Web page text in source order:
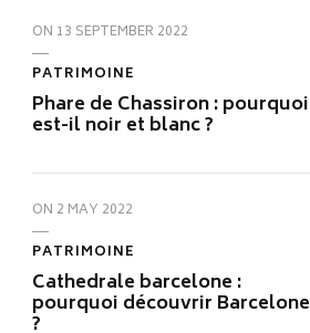
ON 13 SEPTEMBER 2022
PATRIMOINE
Phare de Chassiron : pourquoi
est-il noir et blanc ?
ON 2 MAY 2022
PATRIMOINE
Cathedrale barcelone :
pourquoi découvrir Barcelone
?